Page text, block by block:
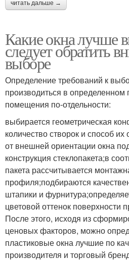
читать дальше →
Какие окна лучше
следует обратить
выборе
Определение требований к
производиться в определенном
помещения по-отдельности:
выбирается геометрическая
количество створок и способ
от внешней ориентации окна
конструкция стеклопакета;в
пакета рассчитывается
профиля;подбираются
штапики и
цветовой оттенок поверхности
После этого, исходя из
ценовых факторов, можно
пластиковые окна лучшие по
производителя и торговый